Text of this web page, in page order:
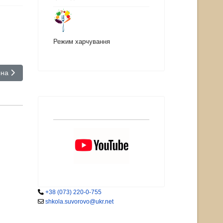
стаття: Презентація "Кольоротерапія" для неділі психології
Режим харчування
+38 (073) 220-0-755
shkola.suvorovo@ukr.net